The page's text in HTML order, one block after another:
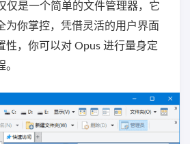
仅是一个简单的文件管理器，它
为你掌控，凭借灵活的用户界面
性，你可以对 Opus 进行量身定